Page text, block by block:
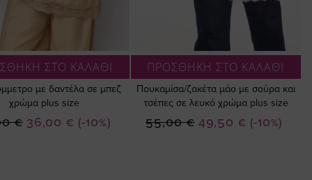
ΣΤΟ ΚΑΛΑΘΙ
με δαντέλα σε μπεζ
χρώμα plus size
(-10%)
Ειδική
36,00 €
€
ΠΡΟΣΘΗΚΗ ΣΤΟ ΚΑΛΑΘΙ
Πουκαμίσα/ζακέτα μάο με σούρα και
τσέπες σε λευκό χρώμα plus size
(-10%)
Ειδική
49,50 €
55,00 €